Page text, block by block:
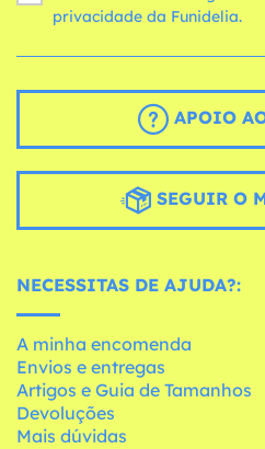
privacidade da Funidelia.
APOIO
SEGUIR O
NECESSITAS DE AJUDA?:
A minha encomenda
Envios e entregas
Artigos e Guia de Tamanhos
Devoluções
Mais dúvidas